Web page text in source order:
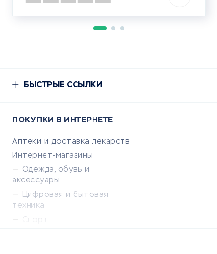
БЫСТРЫЕ ССЫЛКИ
ПОКУПКИ В ИНТЕРНЕТЕ
Аптеки и доставка лекарств
Интернет-магазины
Одежда, обувь и
аксессуары
Цифровая и бытовая
техника